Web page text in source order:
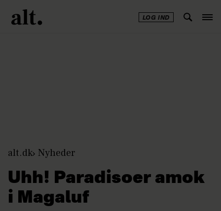
LOG IND
alt.dk Nyheder
Uhh! Paradisoer amok
i Magaluf